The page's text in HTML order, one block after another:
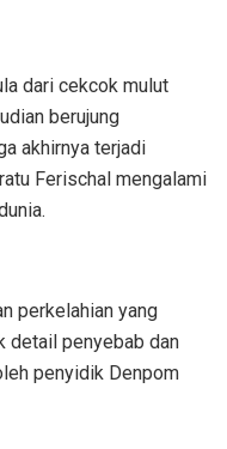
dari cekcok mulut
berujung
akhirnya terjadi
Ferischal mengalami
perkelahian yang
detail penyebab dan
penyidik Denpom